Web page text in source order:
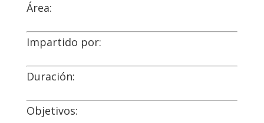
Área:
Impartido por:
Duración:
Objetivos: